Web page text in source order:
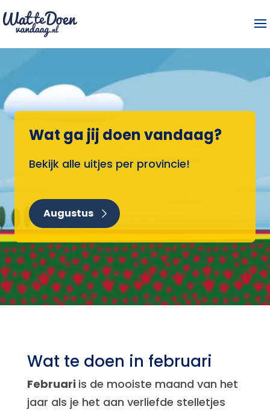
Wat ga jij doen vandaag?
Bekijk alle uitjes per provincie!
Augustus
Wat te doen in februari
Februari is de mooiste maand van het
jaar als je het aan verliefde stelletjes